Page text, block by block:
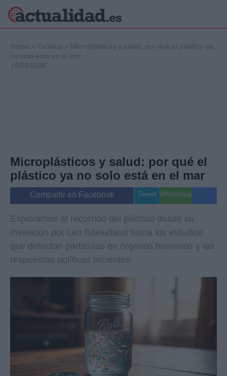
Internacional
Viajes
Gente
Musica
Home » Crónica » Microplásticos y salud: por qué el plástico ya
no solo está en el mar
18/04/2026
Microplásticos y salud: por qué el
plástico ya no solo está en el mar
Compartir en Facebook Tweet WhatsApp
Exploramos el recorrido del plástico desde su
invención por Leo Baekeland hasta los estudios
que detectan partículas en órganos humanos y las
respuestas políticas recientes